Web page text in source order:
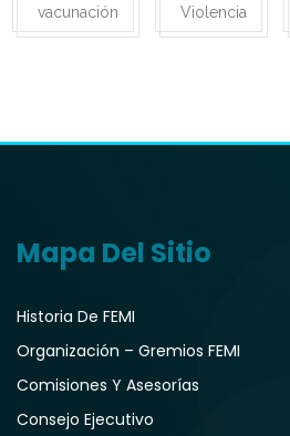
vacunación Violencia
Mapa Del Sitio
Historia De FEMI
Organización – Gremios FEMI
Comisiones Y Asesorías
Consejo Ejecutivo